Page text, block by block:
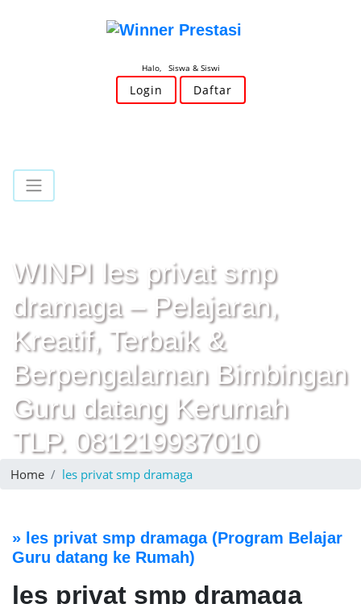
Halo, Siswa & Siswi
Login Daftar
WINPI les privat smp
dramaga – Pelajaran,
Kreatif, Terbaik &
Berpengalaman Bimbingan
Guru datang Kerumah
TLP. 081219937010
Home les privat smp dramaga
» les privat smp dramaga(Program Belajar
Guru datang ke Rumah)
les privat smp dramaga